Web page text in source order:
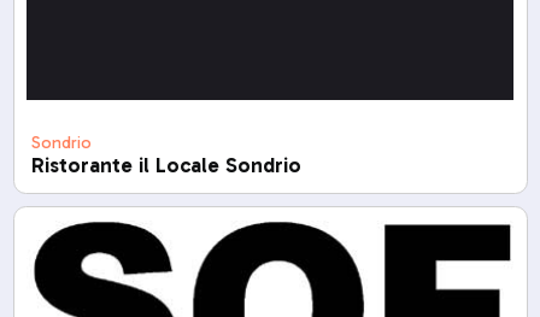
Sondrio
Ristorante il Locale Sondrio